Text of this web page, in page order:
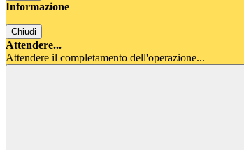
Informazione
Chiudi
Attendere...
Attendere il completamento dell'operazione...